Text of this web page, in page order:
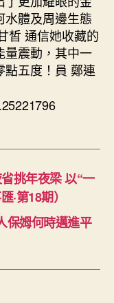
水體及周邊生態
皙 通信她收藏的
量震動，其中一
五度！員 鄭連
挑年夜梁 以“一
·第18期）
保姆何時邁進平